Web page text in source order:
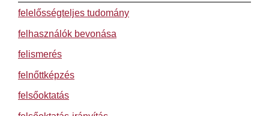
felelősségteljes tudomány
felhasználók bevonása
felismerés
felnőttképzés
felsőoktatás